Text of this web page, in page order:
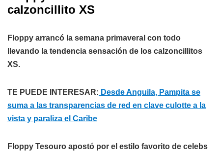
calzoncillito XS
Floppy arrancó la semana primaveral con todo
llevando la tendencia sensación de los calzoncillitos
XS.
TE PUEDE INTERESAR: Desde Anguila, Pampita se
suma a las transparencias de red en clave culotte a la
vista y paraliza el Caribe
Floppy Tesouro apostó por el estilo favorito de celebs